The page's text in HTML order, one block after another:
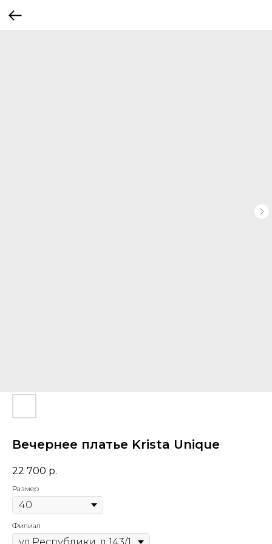
Вечернее платье Krista Unique
22 700 р.
Размер
Филиал